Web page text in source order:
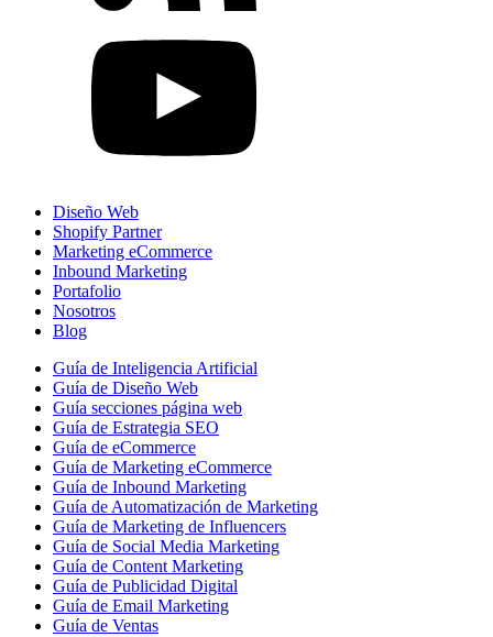
Diseño Web
Shopify Partner
Marketing eCommerce
Inbound Marketing
Portafolio
Nosotros
Blog
Guía de Inteligencia Artificial
Guía de Diseño Web
Guía secciones página web
Guía de Estrategia SEO
Guía de eCommerce
Guía de Marketing eCommerce
Guía de Inbound Marketing
Guía de Automatización de Marketing
Guía de Marketing de Influencers
Guía de Social Media Marketing
Guía de Content Marketing
Guía de Publicidad Digital
Guía de Email Marketing
Guía de Ventas